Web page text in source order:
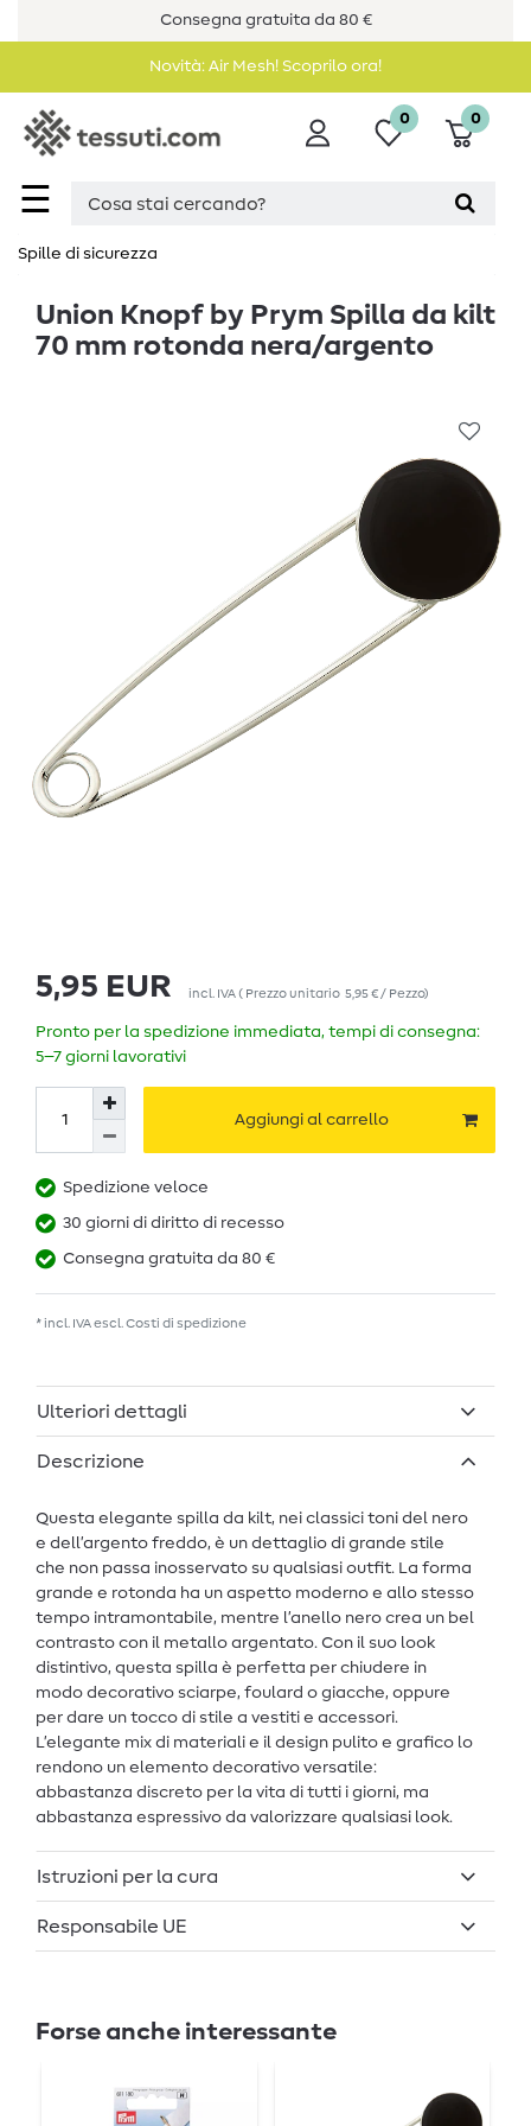
Consegna gratuita da 80 €
Novità: Air Mesh! Scoprilo ora!
☰
0 0
Spille di sicurezza
Union Knopf by Prym Spilla da kilt
70 mm rotonda nera/argento
5,95 EUR incl. IVA( Prezzo unitario 5,95 € / Pezzo)
Pronto per la spedizione immediata, tempi di consegna:
5–7 giorni lavorativi
Aggiungi al carrello
Spedizione veloce
30 giorni di diritto di recesso
Consegna gratuita da 80 €
* incl. IVA escl.Costi di spedizione
Ulteriori dettagli
Descrizione
Questa elegante spilla da kilt, nei classici toni del nero
e dell’argento freddo, è un dettaglio di grande stile
che non passa inosservato su qualsiasi outfit. La forma
grande e rotonda ha un aspetto moderno e allo stesso
tempo intramontabile, mentre l’anello nero crea un bel
contrasto con il metallo argentato. Con il suo look
distintivo, questa spilla è perfetta per chiudere in
modo decorativo sciarpe, foulard o giacche, oppure
per dare un tocco di stile a vestiti e accessori.
L’elegante mix di materiali e il design pulito e grafico lo
rendono un elemento decorativo versatile:
abbastanza discreto per la vita di tutti i giorni, ma
abbastanza espressivo da valorizzare qualsiasi look.
Istruzioni per la cura
Responsabile UE
Forse anche interessante